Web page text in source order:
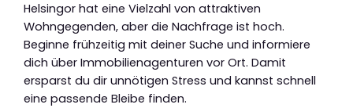
Helsingor hat eine Vielzahl von attraktiven
Wohngegenden, aber die Nachfrage ist hoch.
Beginne frühzeitig mit deiner Suche und informiere
dich über Immobilienagenturen vor Ort. Damit
ersparst du dir unnötigen Stress und kannst schnell
eine passende Bleibe finden.